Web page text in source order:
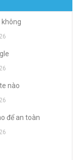
không
nào
để an toàn